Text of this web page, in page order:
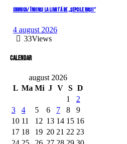
CRONICA/ Învinși la limită de „Șepcile Roșii”
4 august 2026
33Views
Calendar
august 2026
L Ma Mi J V S D
1
2
3
4 5 6 7 8
9
10 11 12 13 14 15 16
17 18 19 20 21 22 23